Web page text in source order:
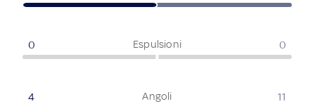
Espulsioni
0 0
Angoli
4 11